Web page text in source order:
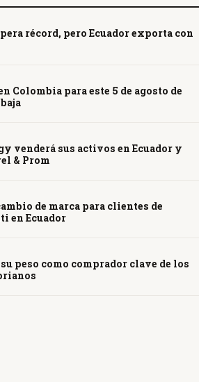
récord, pero Ecuador exporta con
Colombia para este 5 de agosto de
venderá sus activos en Ecuador y
& Prom
de marca para clientes de
en Ecuador
peso como comprador clave de los